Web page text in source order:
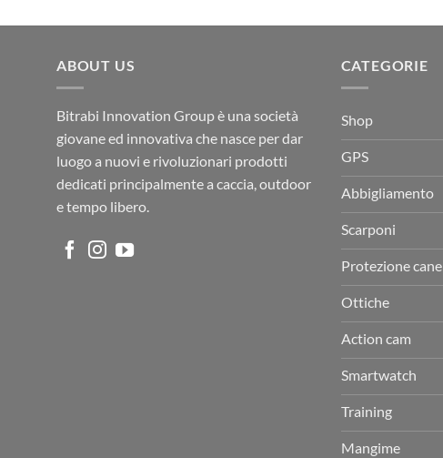
originaleattuale
ABOUT US
Bitrabi Innovation Group è una società
giovane ed innovativa che nasce per dar
luogo a nuovi e rivoluzionari prodotti
dedicati principalmente a caccia, outdoor
e tempo libero.
CATEGORIE
Shop
GPS
Abbigliamento
Scarponi
Protezione cane
Ottiche
Action cam
Smartwatch
Training
Mangime